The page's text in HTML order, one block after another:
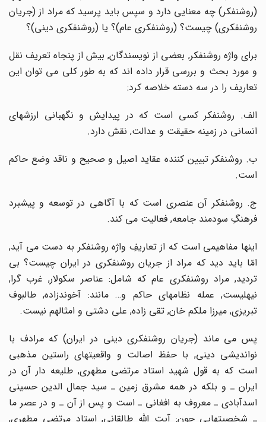
(روشنفکر) چه معنایى دارد و سپس باید پرسید که مراد از (جریان
روشنفکرى) چیست؟ (روشنفکرى عام)؟ یا (روشنفکرى دینى)؟
براى واژه روشنفکر, بعضى از نویسندگان, بیش از پنجاه تعریف نقل
و مورد بحث و بررسى قرار داده اند که به طور کلى مى توان این
تعاریف را در سه دسته خلاصه کرد:
الف. روشنفکر کسى است که در پیدایش و نگهبانى ارزشهاى
انسانى در زمینه حقیقت و عدالت, نقش دارد.
ب. روشنفکر تبیین کننده عقاید اصیل و صحیح و ناقد وضع حاکم
است.
ج. روشنفکر آن عنصرى است که با آگاهى در توسعه و پیشبرد
فرهنگِ سودمند جامعه, فعالیت مى کند.
اینها مفاهیمى است که از تعاریفِ واژه روشنفکر به دست مى آید,
امّا باید دید که مراد از جریان روشنفکرى در ایران چیست؟ بى
تردید, مراد روشنفکرى عام که شامل: عناصر سکولار, غرب گرا,
نیهلیست, عمله نظامهاى حاکم و… مانند: آخوندزاده, طالبوف
تبریزى, میرزا ملکم خان, تقى زاده, على دشتى و امثالهم نیست.
پس مى ماند (جریان روشنفکرى دینى در ایران) که مرادف با
نواندیشى دینى, با حفظ اصالت و واقعیتهاى راستین مذهبى
است که به قول شهید استاد مرتضى مطهرى, طلیعه دار آن در
ایران ـ و بلکه در همه مشرق زمین ـ سید جمال الدین حسینى
اسدآبادى ـ معروف به افغانى ـ است و پس از آن ـ و در عصر ما
ـ شخصیتهایى چون: آیت اللّه طالقانى, استاد مرتضى مطهرى,